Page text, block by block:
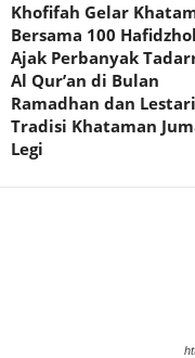
Khofifah Gelar
Bersama 100
Ajak Perbanyak
Al Qur’an di Bulan
Ramadhan dan
Tradisi Khataman
Legi